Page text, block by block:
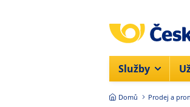
Služby
Domů Prodej a